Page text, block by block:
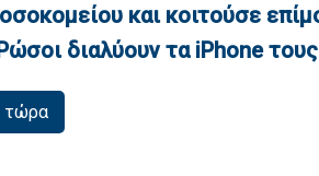
και κοιτούσε
διαλύουν τα iPhone
τώρα